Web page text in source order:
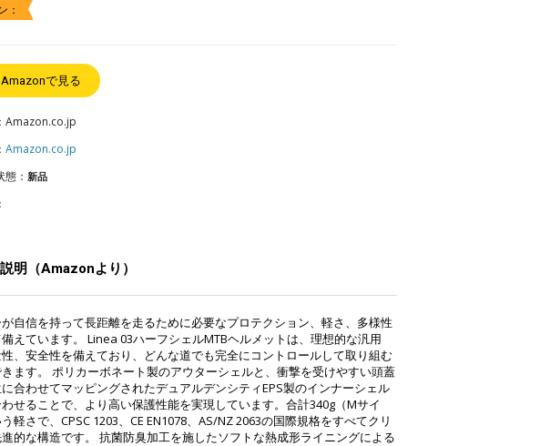
：
Amazonで見る
Amazon.co.jp
Amazon.co.jp
： 新品
明（Amazonより）
自信を持って長距離を走るために必要なプロテクション、軽さ、多様性
えています。 Linea 03ハーフシェルMTBヘルメットは、理想的な汎用
、安全性を備えており、どんな道でも完全にコントロールして取り組む
きます。 ポリカーボネート製のアウターシェルと、衝撃を受けやすい頭蓋
合わせてマッピングされたデュアルデンシティEPS製のインナーシェル
せることで、より高い保護性能を実現しています。合計340g（Mサイ
軽さで、CPSC 1203、CE EN1078、AS/NZ 2063の国際規格をすべてクリ
的な構造です。 抗菌防臭加工を施したソフトな熱成形ライニングによる